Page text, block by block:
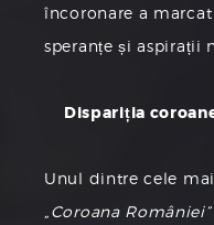
încoronare a
speranțe și aspirații
Dispariția
Unul dintre cele
„Coroana României”